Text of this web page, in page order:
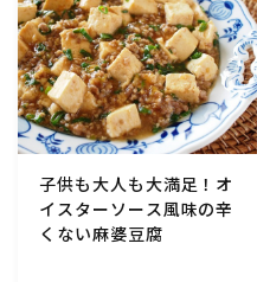
パン・パンケーキ・スコー
粉もの
米/ご飯料理・もち料理
麺料理(パスタ・うどん・
ハム・ベーコン・ソーセー
子供も大人も大満足！オ
イスターソース風味の辛
くない麻婆豆腐